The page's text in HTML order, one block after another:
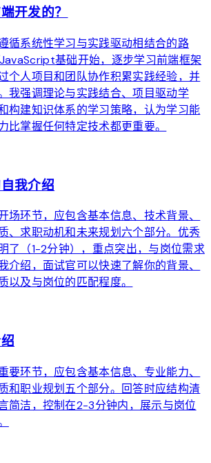
开发的？
循系统性学习与实践驱动相结合的路
基础开始，逐步学习前端框架
个人项目和团队协作积累实践经验，并
我强调理论与实践结合、项目驱动学
构建知识体系的学习策略，认为学习能
比掌握任何特定技术都更重要。
我介绍
场环节，应包含基本信息、技术背景、
、求职动机和未来规划六个部分。优秀
了（1-2分钟），重点突出，与岗位需求
介绍，面试官可以快速了解你的背景、
以及与岗位的匹配程度。
要环节，应包含基本信息、专业能力、
和职业规划五个部分。回答时应结构清
简洁，控制在2-3分钟内，展示与岗位